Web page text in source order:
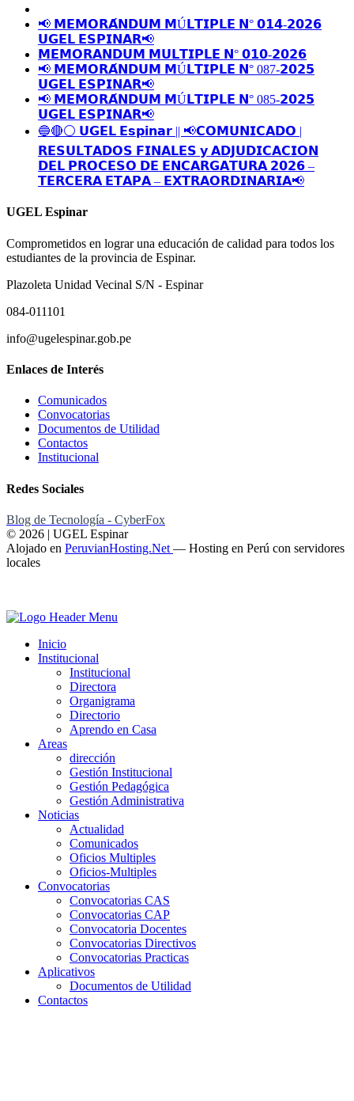
📢 𝗠𝗘𝗠𝗢𝗥𝗔́𝗡𝗗𝗨𝗠 𝗠Ú𝗟𝗧𝗜𝗣𝗟𝗘 𝗡° 𝟬𝟭𝟰-𝟮𝟬𝟮𝟲
𝗨𝗚𝗘𝗟 𝗘𝗦𝗣𝗜𝗡𝗔𝗥📢
𝗠𝗘𝗠𝗢𝗥𝗔𝗡𝗗𝗨𝗠 𝗠𝗨𝗟𝗧𝗜𝗣𝗟𝗘 𝗡° 𝟬𝟭𝟬-𝟮𝟬𝟮𝟲
📢 𝗠𝗘𝗠𝗢𝗥𝗔́𝗡𝗗𝗨𝗠 𝗠Ú𝗟𝗧𝗜𝗣𝗟𝗘 𝗡° 087-𝟮𝟬𝟮𝟱
𝗨𝗚𝗘𝗟 𝗘𝗦𝗣𝗜𝗡𝗔𝗥📢
📢 𝗠𝗘𝗠𝗢𝗥𝗔́𝗡𝗗𝗨𝗠 𝗠Ú𝗟𝗧𝗜𝗣𝗟𝗘 𝗡° 085-𝟮𝟬𝟮𝟱
𝗨𝗚𝗘𝗟 𝗘𝗦𝗣𝗜𝗡𝗔𝗥📢
🔵🔴⚪️ 𝗨𝗚𝗘𝗟 𝗘𝘀𝗽𝗶𝗻𝗮𝗿 || 📢𝗖𝗢𝗠𝗨𝗡𝗜𝗖𝗔𝗗𝗢 |
𝗥𝗘𝗦𝗨𝗟𝗧𝗔𝗗𝗢𝗦 𝗙𝗜𝗡𝗔𝗟𝗘𝗦 𝘆 𝗔𝗗𝗝𝗨𝗗𝗜𝗖𝗔𝗖𝗜𝗢𝗡
𝗗𝗘𝗟 𝗣𝗥𝗢𝗖𝗘𝗦𝗢 𝗗𝗘 𝗘𝗡𝗖𝗔𝗥𝗚𝗔𝗧𝗨𝗥𝗔 𝟮𝟬𝟮𝟲 –
𝗧𝗘𝗥𝗖𝗘𝗥𝗔 𝗘𝗧𝗔𝗣𝗔 – 𝗘𝗫𝗧𝗥𝗔𝗢𝗥𝗗𝗜𝗡𝗔𝗥𝗜𝗔📢
UGEL Espinar
Comprometidos en lograr una educación de calidad para todos los
estudiantes de la provincia de Espinar.
Plazoleta Unidad Vecinal S/N - Espinar
084-011101
info@ugelespinar.gob.pe
Enlaces de Interés
Comunicados
Convocatorias
Documentos de Utilidad
Contactos
Institucional
Redes Sociales
Blog de Tecnología - CyberFox
© 2026 | UGEL Espinar
Alojado en PeruvianHosting.Net — Hosting en Perú con servidores
locales
Inicio
Institucional
Institucional
Directora
Organigrama
Directorio
Aprendo en Casa
Areas
dirección
Gestión Institucional
Gestión Pedagógica
Gestión Administrativa
Noticias
Actualidad
Comunicados
Oficios Multiples
Oficios-Multiples
Convocatorias
Convocatorias CAS
Convocatorias CAP
Convocatoria Docentes
Convocatorias Directivos
Convocatorias Practicas
Aplicativos
Documentos de Utilidad
Contactos